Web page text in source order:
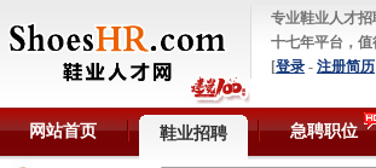
专业鞋业人才招
十七年平台，值
[登录 - 注册简历
网站首页 鞋业招聘 急聘职位